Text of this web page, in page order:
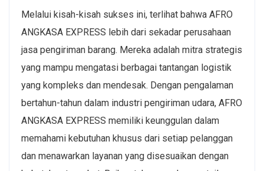
Melalui kisah-kisah sukses ini, terlihat bahwa AFRO
ANGKASA EXPRESS lebih dari sekadar perusahaan
jasa pengiriman barang. Mereka adalah mitra strategis
yang mampu mengatasi berbagai tantangan logistik
yang kompleks dan mendesak. Dengan pengalaman
bertahun-tahun dalam industri pengiriman udara, AFRO
ANGKASA EXPRESS memiliki keunggulan dalam
memahami kebutuhan khusus dari setiap pelanggan
dan menawarkan layanan yang disesuaikan dengan